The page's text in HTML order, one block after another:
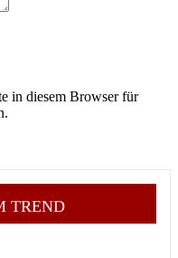
in diesem Browser für
TREND